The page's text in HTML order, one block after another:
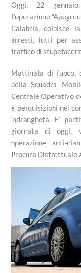
Oggi, 22
L’operazione
Calabria, colpisce
arresti, tutti per
traffico di
Mattinata di fuoco,
della Squadra
Centrale Operativo
e perquisizioni nei
‘ndrangheta. E’
giornata di oggi,
operazione anti-
Procura Distrettuale